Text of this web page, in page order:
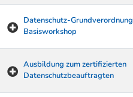
Datenschutz-Grundverordnung
Basisworkshop
Ausbildung zum zertifizierten
Datenschutzbeauftragten